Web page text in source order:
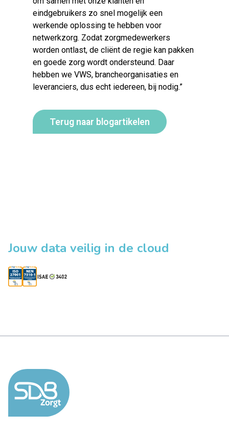
eindgebruikers zo snel mogelijk een
werkende oplossing te hebben voor
netwerkzorg. Zodat zorgmedewerkers
worden ontlast, de cliënt de regie kan pakken
en goede zorg wordt ondersteund. Daar
hebben we VWS, brancheorganisaties en
leveranciers, dus echt iedereen, bij nodig.”
Terug naar blogartikelen
Jouw data veilig in de cloud